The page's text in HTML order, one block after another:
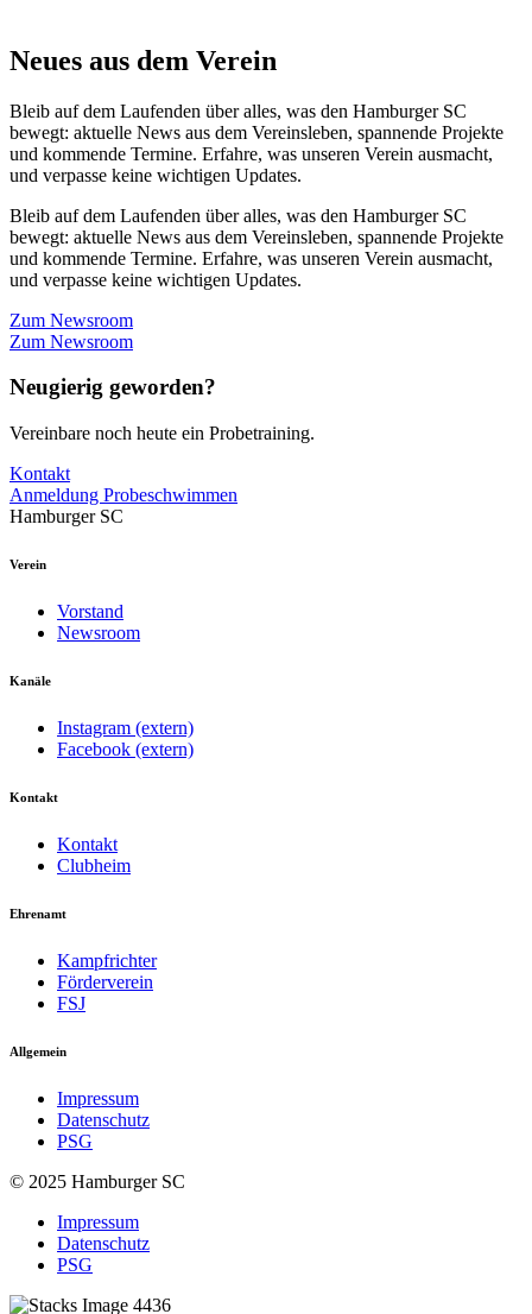
Neues aus dem Verein
Bleib auf dem Laufenden über alles, was den Hamburger SC
bewegt: aktuelle News aus dem Vereinsleben, spannende Projekte
und kommende Termine. Erfahre, was unseren Verein ausmacht,
und verpasse keine wichtigen Updates.
Bleib auf dem Laufenden über alles, was den Hamburger SC
bewegt: aktuelle News aus dem Vereinsleben, spannende Projekte
und kommende Termine. Erfahre, was unseren Verein ausmacht,
und verpasse keine wichtigen Updates.
Zum Newsroom
Zum Newsroom
Neugierig geworden?
Vereinbare noch heute ein Probetraining.
Kontakt
Anmeldung Probeschwimmen
Hamburger SC
Verein
Vorstand
Newsroom
Kanäle
Instagram (extern)
Facebook (extern)
Kontakt
Kontakt
Clubheim
Ehrenamt
Kampfrichter
Förderverein
FSJ
Allgemein
Impressum
Datenschutz
PSG
© 2025 Hamburger SC
Impressum
Datenschutz
PSG